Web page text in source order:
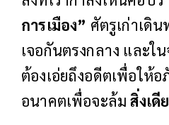
การเมือง” ศัตรูเก่าเดิ
เจอกันตรงกลาง และใ
ต้องเอ่ยถึงอดีตเพื่อให้
อนาคตเพื่อจะล้มสิ่งเดี